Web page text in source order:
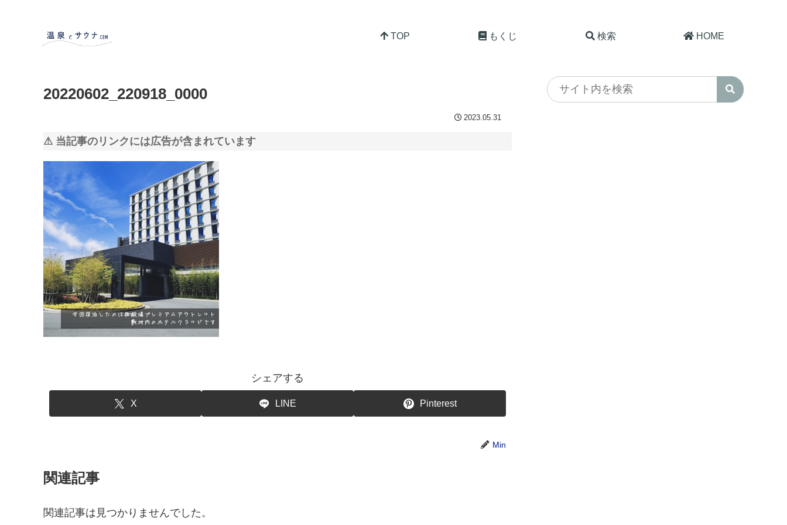
TOP もくじ 検索 HOME
20220602_220918_0000
2023.05.31
⚠ 当記事のリンクには広告が含まれています
シェアする
X LINE Pinterest
Min
関連記事
関連記事は見つかりませんでした。